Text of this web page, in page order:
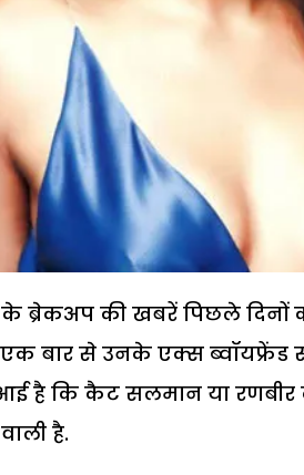
की खबरें पिछले दिनों
बार से उनके एक्स ब्वॉयफ्रेंड
है कि कैट सलमान या रणबीर के
है.